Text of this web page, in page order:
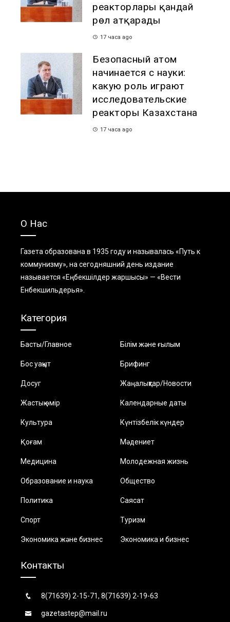
реакторлары қандай
рөл атқарады
17 часа ago
Безопасный атом
начинается с науки:
какую роль играют
исследовательские
реакторы Казахстана
17 часа ago
О Нас
Газета образована в 1935 году и называлась «Путь к
коммунизму», на сегодняшний день издание
называется «Еңбекшiлдер жаршысы» — «Вести
Енбекшильдерья».
Категория
Басты/Главное Білім және ғылым
Бос уақыт Брифинг
Досуг Жаңалықтар/Новости
Жастық өмір Календарные даты
Культура Күнтізбелік күндер
Қоғам Мәдениет
Медицина Молодежная жизнь
Образование и наука Общество
Политика Саясат
Спорт Туризм
Экономика және бизнес Экономика и бизнес
Контакты
8(71639) 2-15-71, 8(71639) 2-19-63
gazetastep@mail.ru